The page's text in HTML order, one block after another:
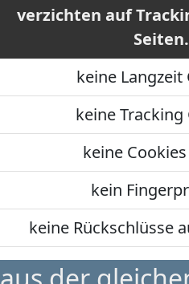
verzichten auf
Seiten.
keine Langzeit
keine Tracking
keine
kein
keine Rückschlüsse